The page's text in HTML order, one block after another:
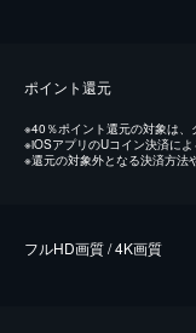
ポイント還元
※40％ポイント還元の対象は、
※iOSアプリのUコイン決済に
※還元の対象外となる決済方法
フルHD画質 / 4K画質